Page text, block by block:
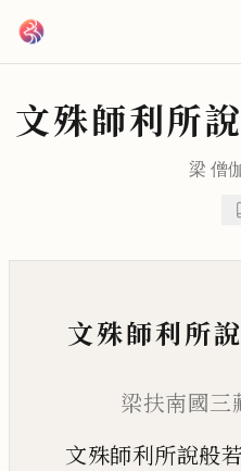
文殊師利所
梁 僧
文殊師利所
梁扶南國三
文殊師利所說般